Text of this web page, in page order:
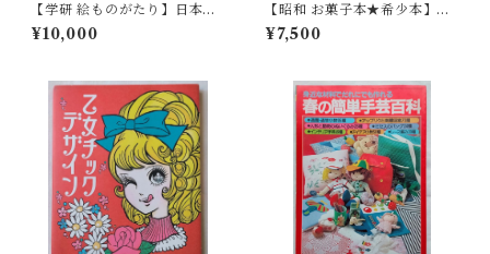
【学研 絵ものがたり】日本の
ふしぎ話（1975年 ）
¥10,000
【昭和 お菓子本★希少本】と
っておきのケーキづくり ひ
と味ちがうプロの秘訣 宮田
¥7,500